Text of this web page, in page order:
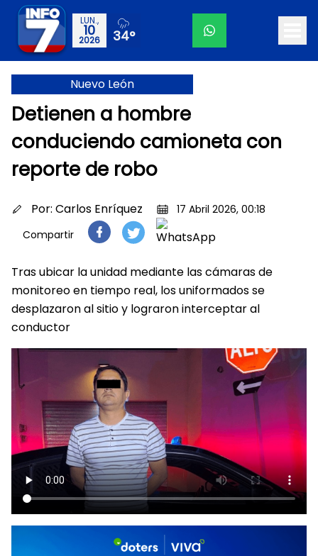
LUN.,
10
2026 34°
Nuevo León
Detienen a hombre
conduciendo camioneta con
reporte de robo
Por: Carlos Enríquez
17 Abril 2026, 00:18
Compartir
Tras ubicar la unidad mediante las cámaras de
monitoreo en tiempo real, los uniformados se
desplazaron al sitio y lograron interceptar al
conductor